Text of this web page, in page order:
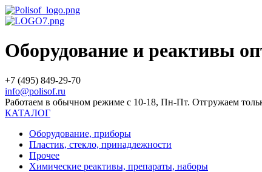
Оборудование и реактивы
+7 (495) 849-29-70
info@polisof.ru
Работаем в обычном режиме с 10-18, Пн-Пт. Отгружаем
КАТАЛОГ
Оборудование, приборы
Пластик, стекло, принадлежности
Прочее
Химические реактивы, препараты, наборы